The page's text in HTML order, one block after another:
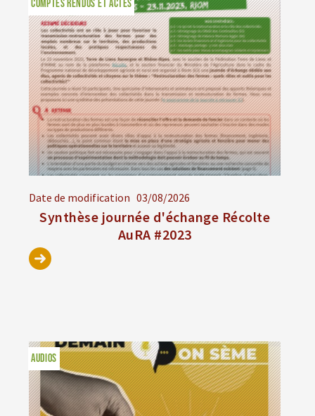
Date de modification 03/08/2026
Synthèse journée d'échange Récolte
AuRA #2023
COMPTES RENDUS ET ACTES
AUDIOS